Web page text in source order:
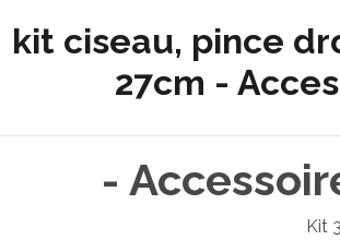
kit ciseau, pince
27cm -
-
Kit